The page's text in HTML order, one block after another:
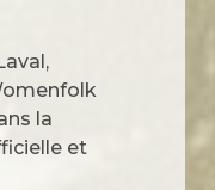
la
et